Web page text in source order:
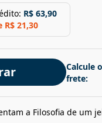
R$ 63,90
R$ 21,30
Calcule
frete:
a Filosofia de um